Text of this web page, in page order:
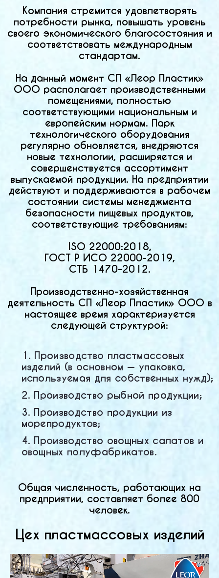
Компания стремится удовлетворять
потребности рынка, повышать уровень
своего экономического благосостояния и
соответствовать международным
стандартам.
На данный момент СП «Леор Пластик»
ООО располагает производственными
помещениями, полностью
соответствующими национальным и
европейским нормам. Парк
технологического оборудования
регулярно обновляется, внедряются
новые технологии, расширяется и
совершенствуется ассортимент
выпускаемой продукции. На предприятии
действуют и поддерживаются в рабочем
состоянии системы менеджмента
безопасности пищевых продуктов,
соответствующие требованиям:
ISO 22000:2018,
ГОСТ Р ИСО 22000-2019,
СТБ 1470-2012.
Производственно-хозяйственная
деятельность СП «Леор Пластик» ООО в
настоящее время характеризуется
следующей структурой:
1. Производство пластмассовых
изделий (в основном — упаковка,
используемая для собственных нужд);
2. Производство рыбной продукции;
3. Производство продукции из
морепродуктов;
4. Производство овощных салатов и
овощных полуфабрикатов.
Общая численность, работающих на
предприятии, составляет более 800
человек.
Цех пластмассовых изделий